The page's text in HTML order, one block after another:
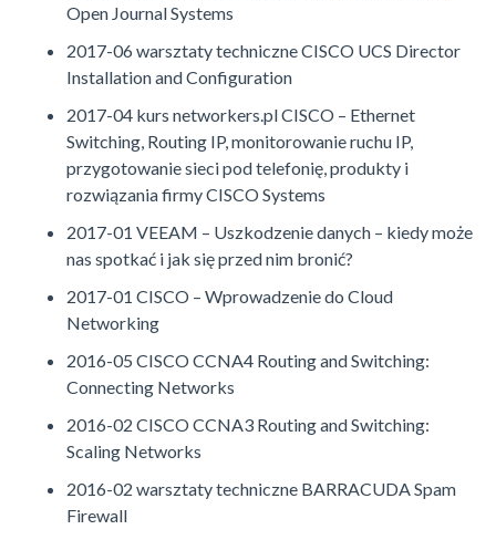
Open Journal Systems
2017-06 warsztaty techniczne CISCO UCS Director
Installation and Configuration
2017-04 kurs networkers.pl CISCO – Ethernet
Switching, Routing IP, monitorowanie ruchu IP,
przygotowanie sieci pod telefonię, produkty i
rozwiązania firmy CISCO Systems
2017-01 VEEAM – Uszkodzenie danych – kiedy może
nas spotkać i jak się przed nim bronić?
2017-01 CISCO – Wprowadzenie do Cloud
Networking
2016-05 CISCO CCNA4 Routing and Switching:
Connecting Networks
2016-02 CISCO CCNA3 Routing and Switching:
Scaling Networks
2016-02 warsztaty techniczne BARRACUDA Spam
Firewall